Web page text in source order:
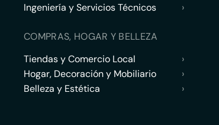
Ingeniería y Servicios Técnicos
›
COMPRAS, HOGAR Y BELLEZA
Tiendas y Comercio Local
›
Hogar, Decoración y Mobiliario
›
Belleza y Estética
›